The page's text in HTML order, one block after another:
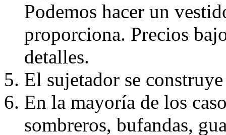
Podemos hacer un
proporciona. Precios
detalles.
El sujetador se
En la mayoría de los
sombreros, bufandas,